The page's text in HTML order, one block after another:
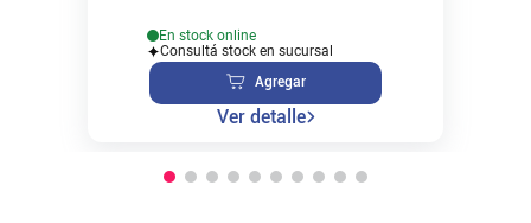
En stock online
Consultá stock en sucursal
Agregar
Ver detalle